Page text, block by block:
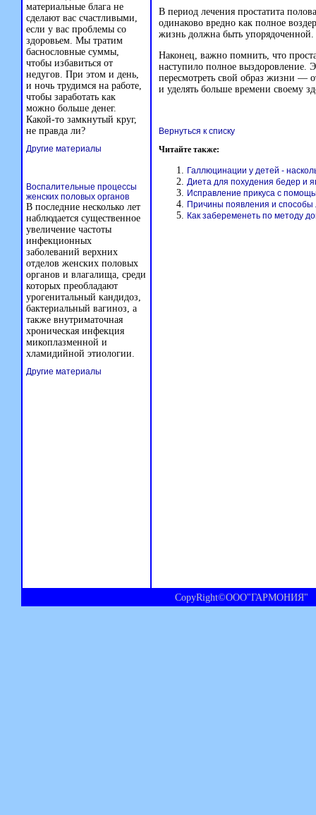
В период лечения простатита
одинаково вредно как полное
жизнь должна быть упорядоченной.
Наконец, важно помнить, что
наступило полное выздоровление.
пересмотреть свой образ жизни —
и уделять больше времени своему
Вернуться к списку
Читайте также:
Галлюцинации у детей -
Диета для похудения бедер и
Исправление прикуса с
Причины появления и
Как забеременеть по методу
материальные блага не
сделают вас счастливыми,
если у вас проблемы со
здоровьем. Мы тратим
баснословные суммы,
чтобы избавиться от
недугов. При этом и день,
и ночь трудимся на работе,
чтобы заработать как
можно больше денег.
Какой-то замкнутый круг,
не правда ли?
Другие материалы
Воспалительные процессы
женских половых органов
В последние несколько лет
наблюдается существенное
увеличение частоты
инфекционных
заболеваний верхних
отделов женских половых
органов и влагалища, среди
которых преобладают
урогенитальный кандидоз,
бактериальный вагиноз, а
также внутриматочная
хроническая инфекция
микоплазменной и
хламидийной этиологии.
Другие материалы